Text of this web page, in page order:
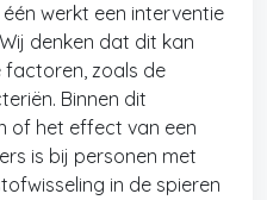
werkt een interventie
denken dat dit kan
factoren, zoals de
Binnen dit
of het effect van een
is bij personen met
in de spieren